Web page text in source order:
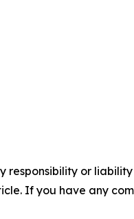
responsibility or
If you have any